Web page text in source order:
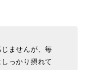
ませんが、毎
っかり摂れて